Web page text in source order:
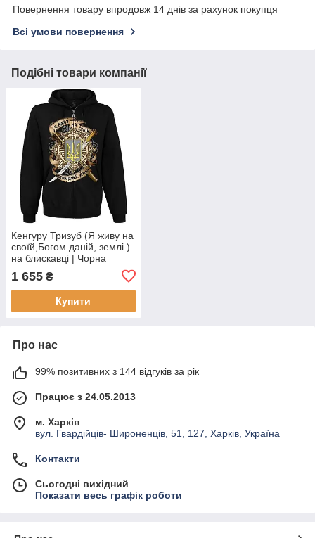
Повернення товару впродовж 14 днів за рахунок покупця
Всі умови повернення
Подібні товари компанії
Кенгуру Тризуб (Я живу на
своїй,Богом даній, землі )
на блискавці | Чорна
блискавкою
1 655 ₴
Купити
Про нас
99% позитивних з 144 відгуків за рік
Працює з 24.05.2013
м. Харків
вул. Гвардійців- Широненців, 51, 127, Харків, Україна
Контакти
Сьогодні вихідний
Показати весь графік роботи